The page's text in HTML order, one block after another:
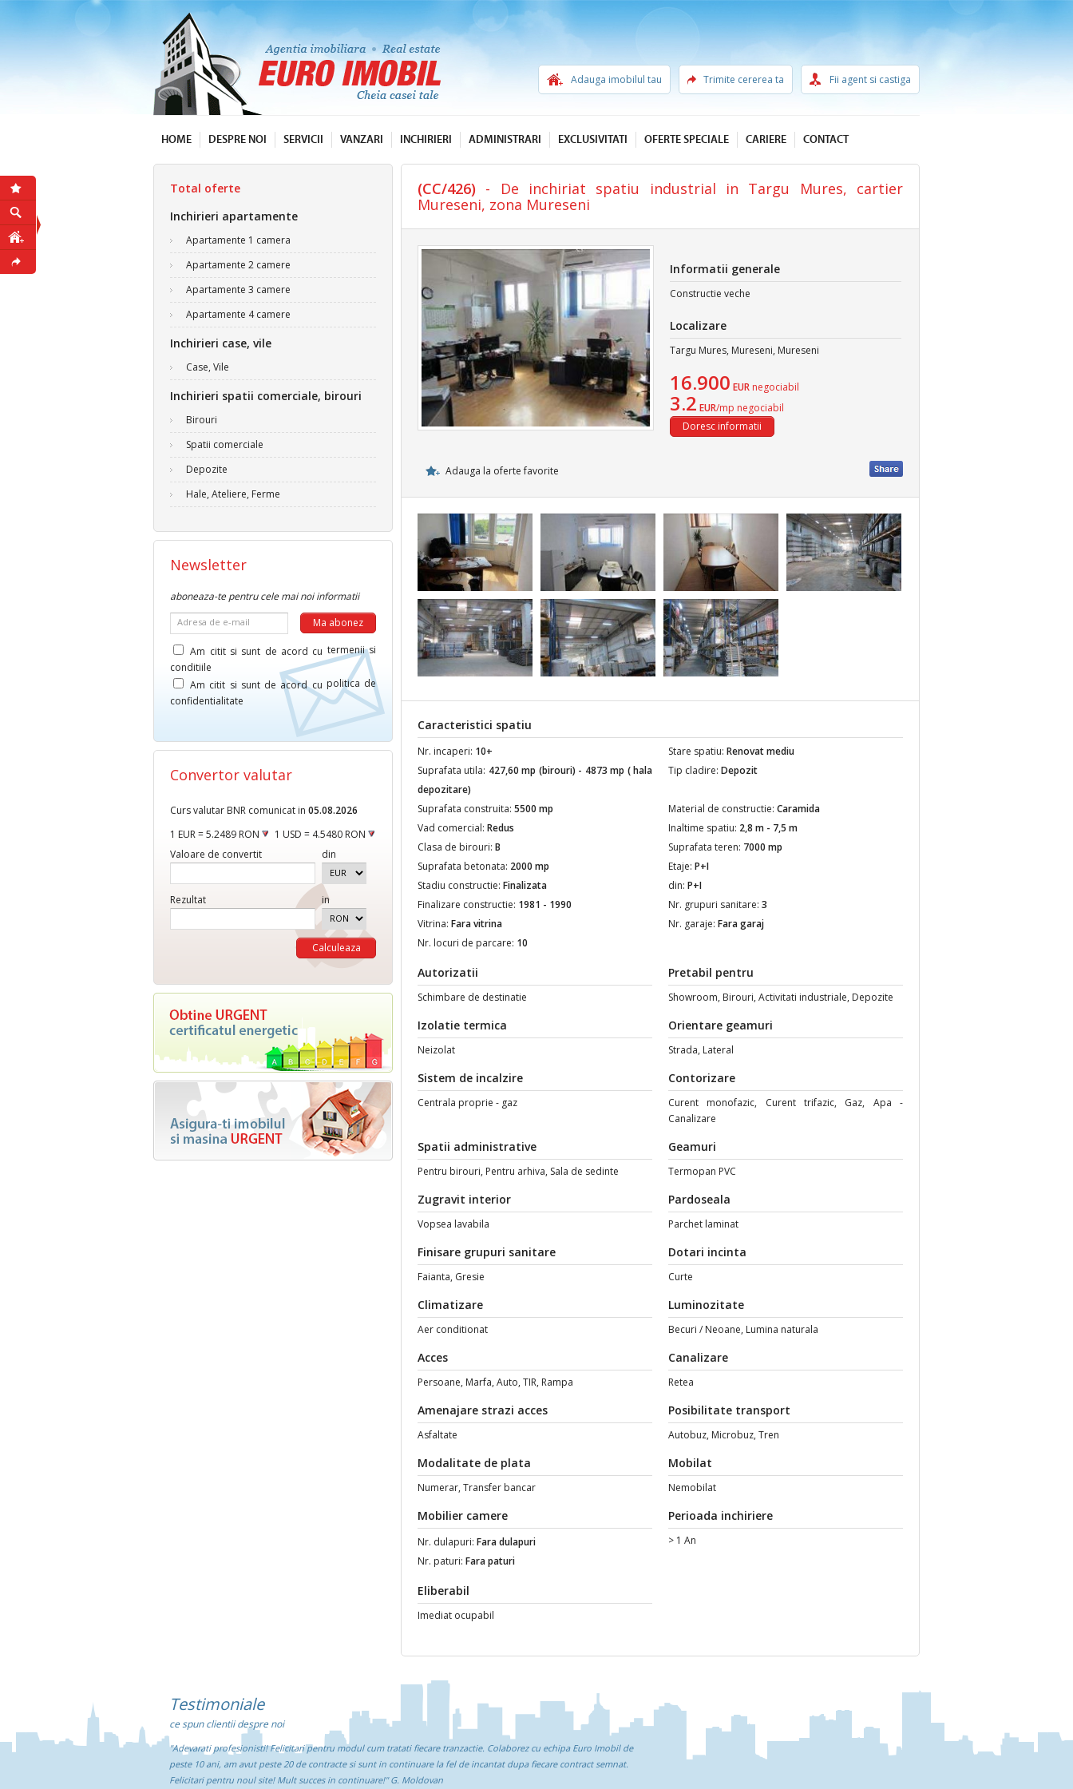
Adauga imobilul tau Trimite cererea ta Fii agent si castiga
HOME DESPRE NOI SERVICII VANZARI INCHIRIERI ADMINISTRARI EXCLUSIVITATI OFERTE SPECIALE CARIERE CONTACT
Total oferte
Inchirieri apartamente
Apartamente 1 camera
Apartamente 2 camere
Apartamente 3 camere
Apartamente 4 camere
Inchirieri case, vile
Case, Vile
Inchirieri spatii comerciale, birouri
Birouri
Spatii comerciale
Depozite
Hale, Ateliere, Ferme
Newsletter
aboneaza-te pentru cele mai noi informatii
Adresa de e-mail
Am citit si sunt de acord cu termenii si
conditiile
Am citit si sunt de acord cu politica de
confidentialitate
Convertor valutar
Curs valutar BNR comunicat in 05.08.2026
1 EUR = 5.2489 RON
1 USD = 4.5480 RON
Valoare de convertit
din
Rezultat in
(CC/426) - De inchiriat spatiu industrial in Targu Mures, cartier
Mureseni, zona Mureseni
Informatii generale
Constructie veche
Localizare
Targu Mures, Mureseni, Mureseni
16.900 EUR negociabil
3.2 EUR/mp negociabil
Adauga la oferte favorite
Caracteristici spatiu
Nr. incaperi: 10+ Stare spatiu: Renovat mediu
Suprafata utila: 427,60 mp (birouri) - 4873 mp ( hala
depozitare)
Tip cladire: Depozit
Suprafata construita: 5500 mp Material de constructie: Caramida
Vad comercial: Redus Inaltime spatiu: 2,8 m - 7,5 m
Clasa de birouri: B Suprafata teren: 7000 mp
Suprafata betonata: 2000 mp Etaje: P+I
Stadiu constructie: Finalizata din: P+I
Finalizare constructie: 1981 - 1990 Nr. grupuri sanitare: 3
Vitrina: Fara vitrina Nr. garaje: Fara garaj
Nr. locuri de parcare: 10
Autorizatii
Schimbare de destinatie
Pretabil pentru
Showroom, Birouri, Activitati industriale, Depozite
Izolatie termica
Neizolat
Orientare geamuri
Strada, Lateral
Sistem de incalzire
Centrala proprie - gaz
Contorizare
Curent monofazic, Curent trifazic, Gaz, Apa -
Canalizare
Spatii administrative
Pentru birouri, Pentru arhiva, Sala de sedinte
Geamuri
Termopan PVC
Zugravit interior
Vopsea lavabila
Pardoseala
Parchet laminat
Finisare grupuri sanitare
Faianta, Gresie
Dotari incinta
Curte
Climatizare
Aer conditionat
Luminozitate
Becuri / Neoane, Lumina naturala
Acces
Persoane, Marfa, Auto, TIR, Rampa
Canalizare
Retea
Amenajare strazi acces
Asfaltate
Posibilitate transport
Autobuz, Microbuz, Tren
Modalitate de plata
Numerar, Transfer bancar
Mobilat
Nemobilat
Mobilier camere
Nr. dulapuri: Fara dulapuri
Nr. paturi: Fara paturi
Perioada inchiriere
> 1 An
Eliberabil
Imediat ocupabil
Testimoniale
ce spun clientii despre noi
"Adevarati profesionisti! Felicitari pentru modul cum tratati fiecare tranzactie. Colaborez cu echipa Euro Imobil de
peste 10 ani, am avut peste 20 de contracte si sunt in continuare la fel de incantat dupa fiecare contract semnat.
Felicitari pentru noul site! Mult succes in continuare!"G. Moldovan